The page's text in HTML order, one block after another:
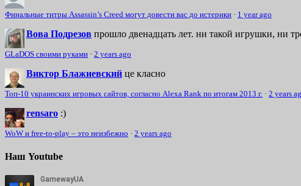
Финальные титры Assassin’s Creed могут довести вас до истерики · 1 year ago
Вова Подрезов прошло двенадцать лет. ни такой игрушки, ни
GLaDOS своими руками · 2 years ago
Виктор Блажиевский це класно
Топ-10 украинских игровых сайтов, согласно Alexa Rank по итогам 2013 г. · 2 years
rensaro :)
WoW и free-to-play – это неизбежно · 2 years ago
Наш Youtube